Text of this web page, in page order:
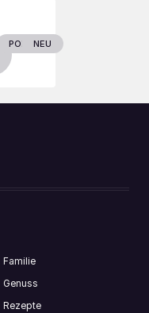
POLITIKNEU
Familie
Genuss
Rezepte